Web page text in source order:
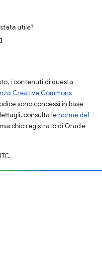
utile?
i contenuti di questa
Creative Commons
sono concessi in base
consulta lenorme del
registrato di Oracle